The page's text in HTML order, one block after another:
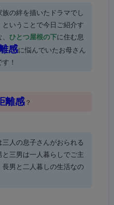
族の絆を描いたドラマでし
ということで今日ご紹介す
ひとつ屋根の下に住む息
感に悩んでいたお母さん
！
離感？
三人の息子さんがおられる
三男は一人暮らしでご主
長男と二人暮しの生活なの